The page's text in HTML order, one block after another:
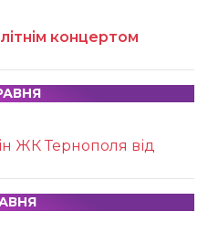
концертом
ЖК Тернополя від